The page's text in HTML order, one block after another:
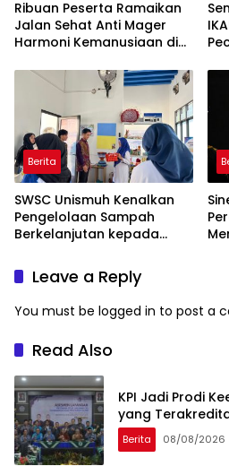
Ribuan Peserta Ramaikan
Jalan Sehat Anti Mager
Harmoni Kemanusiaan di
Berita
SWSC Unismuh Kenalkan
Pengelolaan Sampah
Berkelanjutan kepada
VisitLeave a Reply
You must be logged in to post a
Read Also
KPI Jadi Prodi
yang
Berita 08/08/2026